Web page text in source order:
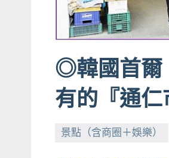
賓、
News
探
節
班
◎韓國首爾
有的『通仁
景點（含商圈＋娛樂）